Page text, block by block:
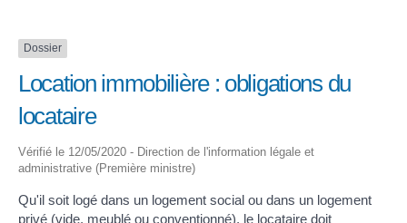
Dossier
Location immobilière : obligations du
locataire
Vérifié le 12/05/2020 - Direction de l'information légale et
administrative (Première ministre)
Qu'il soit logé dans un logement social ou dans un logement
privé (vide, meublé ou conventionné), le locataire doit